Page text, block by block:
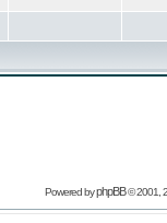
Powered byphpBB© 2001,